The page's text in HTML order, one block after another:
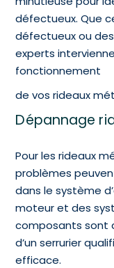
défectueux. Que
défectueux ou
experts
fonctionnement
de vos rideaux
Dépannage
Pour les rideaux
problèmes
dans le système
moteur et des
composants sont
d’un serrurier
efficace.